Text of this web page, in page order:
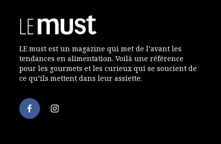
LE must est un magazine qui met de l’avant les
tendances en alimentation. Voilà une référence
pour les gourmets et les curieux qui se soucient de
ce qu’ils mettent dans leur assiette.